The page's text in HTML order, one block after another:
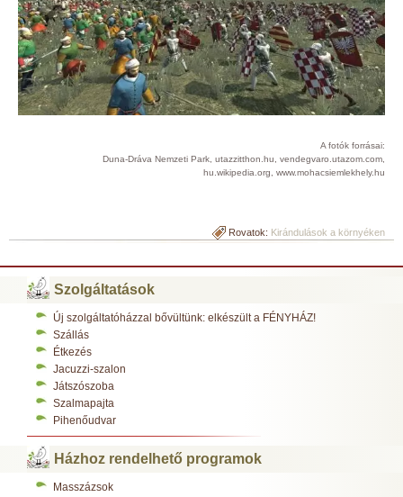
A fotók forrásai:
Duna-Dráva Nemzeti Park, utazzitthon.hu, vendegvaro.utazom.com,
hu.wikipedia.org, www.mohacsiemlekhely.hu
Rovatok: Kirándulások a környéken
Szolgáltatások
Új szolgáltatóházzal bővültünk: elkészült a FÉNYHÁZ!
Szállás
Étkezés
Jacuzzi-szalon
Játszószoba
Szalmapajta
Pihenőudvar
Házhoz rendelhető programok
Masszázsok